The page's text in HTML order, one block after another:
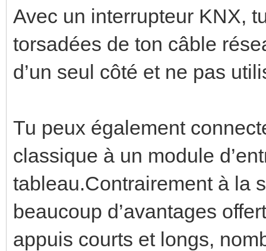
Avec un interrupteur KNX,
torsadées de ton câble
d’un seul côté et ne pas
Tu peux également
classique à un module
tableau.Contrairement à la
beaucoup d’avantages
appuis courts et longs,